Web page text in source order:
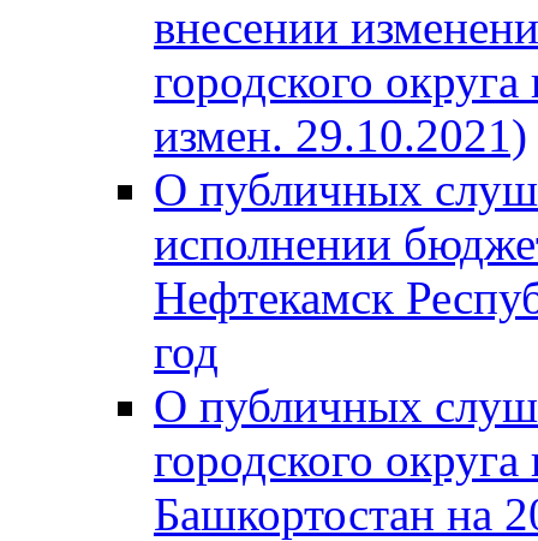
внесении
городского
измен. 29.10.2021)
О публичных
исполнении
Нефтекамск
год
О публичных
городского
Башкортостан на